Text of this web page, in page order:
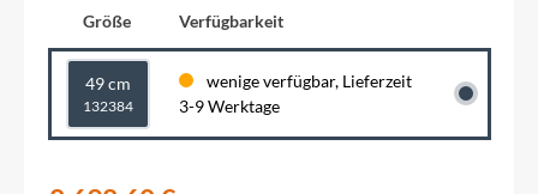
Größe Verfügbarkeit
49 cm
132384
wenige verfügbar, Lieferzeit
3-9 Werktage